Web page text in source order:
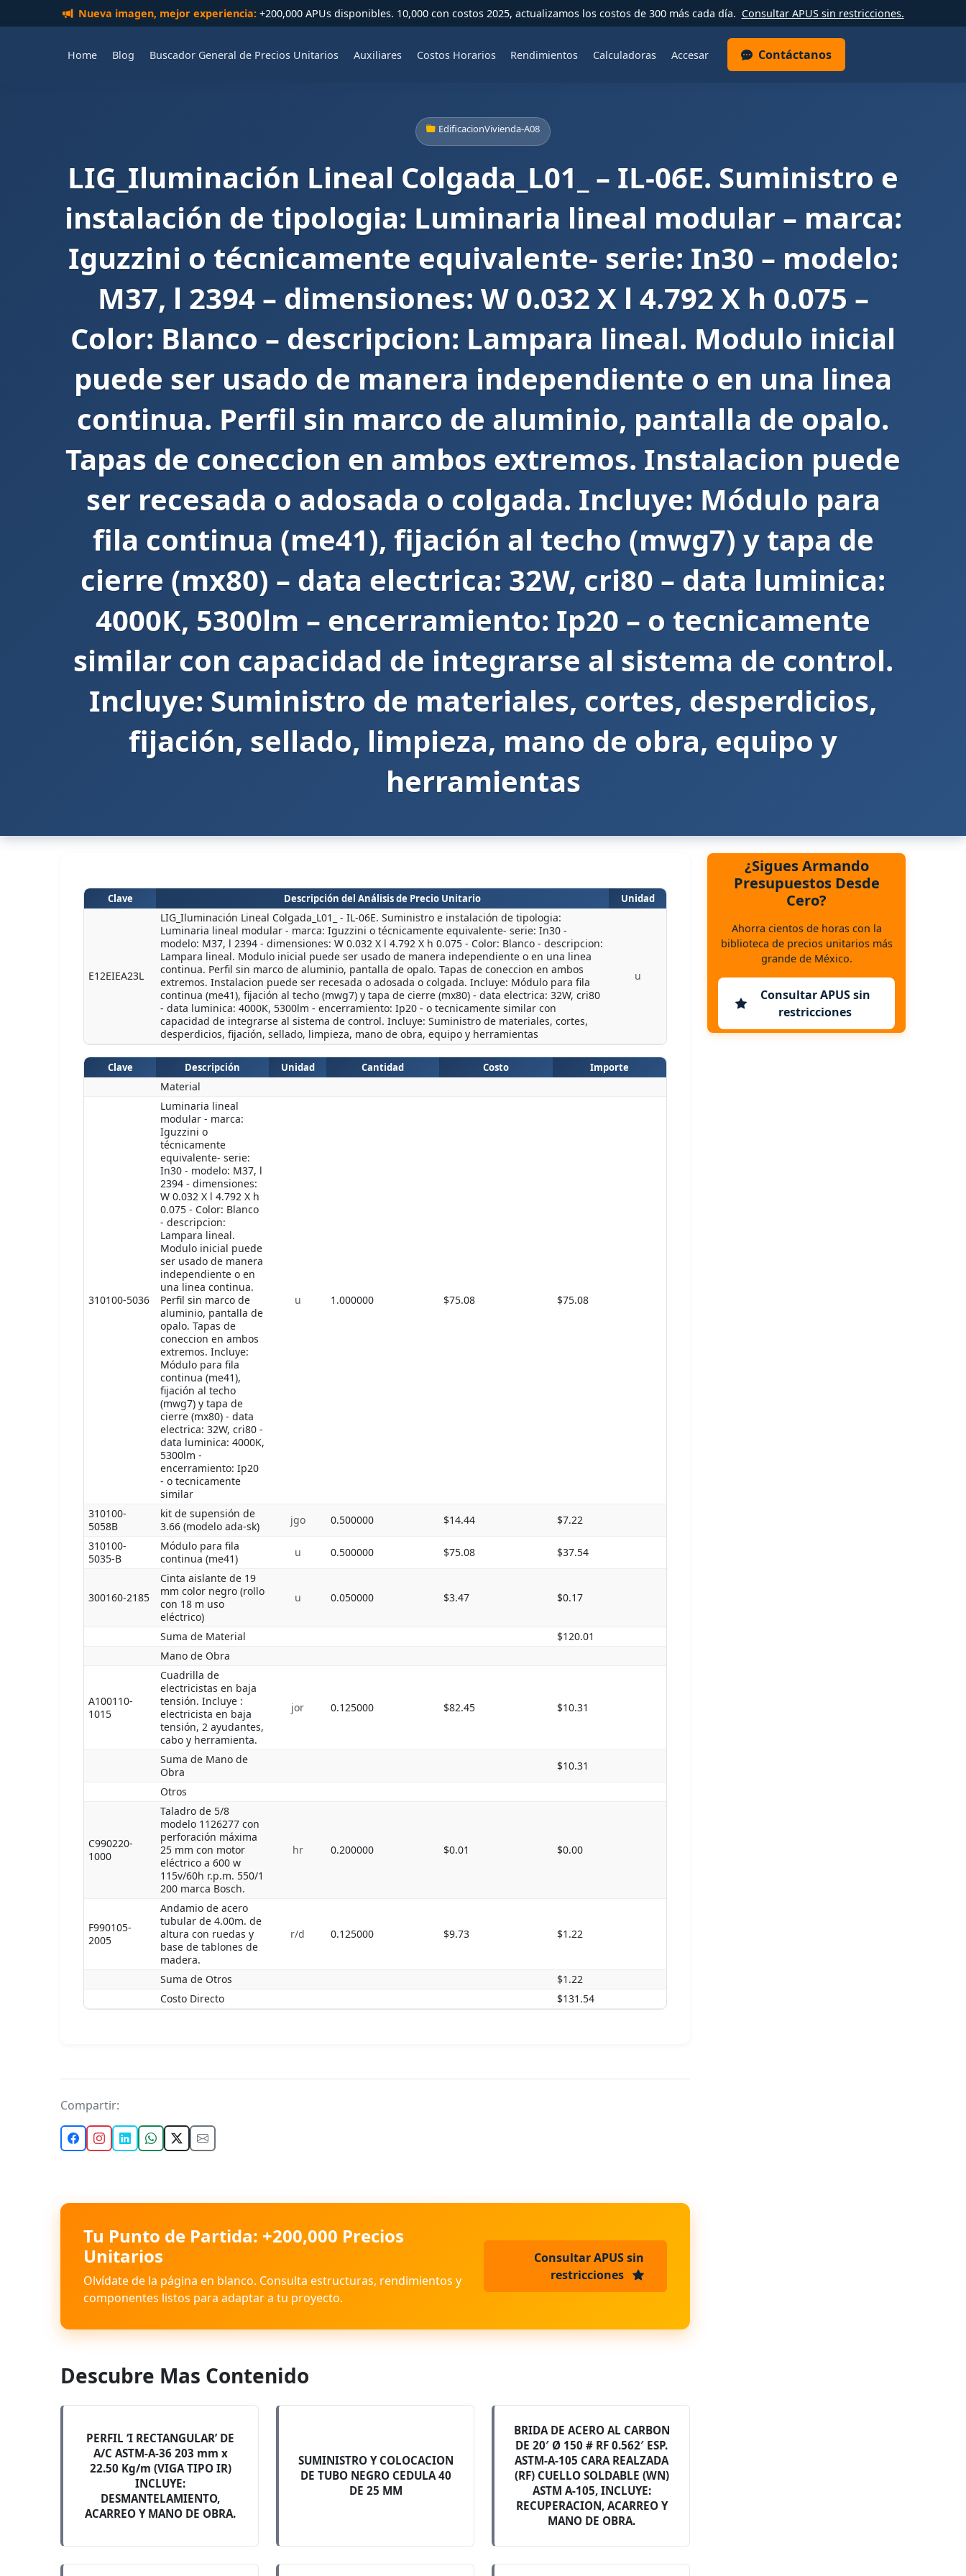
Nueva imagen, mejor experiencia:+200,000 APUs disponibles. 10,000 con costos 2025, actualizamos los costos de 300 más cada día. Consultar APUS sin restricciones.
Home Blog Buscador General de Precios Unitarios Auxiliares Costos Horarios Rendimientos Calculadoras Accesar Contáctanos
EdificacionVivienda-A08
LIG_Iluminación Lineal Colgada_L01_ – IL-06E. Suministro e
instalación de tipologia: Luminaria lineal modular – marca:
Iguzzini o técnicamente equivalente- serie: In30 – modelo:
M37, l 2394 – dimensiones: W 0.032 X l 4.792 X h 0.075 –
Color: Blanco – descripcion: Lampara lineal. Modulo inicial
puede ser usado de manera independiente o en una linea
continua. Perfil sin marco de aluminio, pantalla de opalo.
Tapas de coneccion en ambos extremos. Instalacion puede
ser recesada o adosada o colgada. Incluye: Módulo para
fila continua (me41), fijación al techo (mwg7) y tapa de
cierre (mx80) – data electrica: 32W, cri80 – data luminica:
4000K, 5300lm – encerramiento: Ip20 – o tecnicamente
similar con capacidad de integrarse al sistema de control.
Incluye: Suministro de materiales, cortes, desperdicios,
fijación, sellado, limpieza, mano de obra, equipo y
herramientas
Clave Descripción del Análisis de Precio Unitario Unidad
E12EIEA23L
LIG_Iluminación Lineal Colgada_L01_ - IL-06E. Suministro e instalación de tipologia:
Luminaria lineal modular - marca: Iguzzini o técnicamente equivalente- serie: In30 -
modelo: M37, l 2394 - dimensiones: W 0.032 X l 4.792 X h 0.075 - Color: Blanco - descripcion:
Lampara lineal. Modulo inicial puede ser usado de manera independiente o en una linea
continua. Perfil sin marco de aluminio, pantalla de opalo. Tapas de coneccion en ambos
extremos. Instalacion puede ser recesada o adosada o colgada. Incluye: Módulo para fila
continua (me41), fijación al techo (mwg7) y tapa de cierre (mx80) - data electrica: 32W, cri80
- data luminica: 4000K, 5300lm - encerramiento: Ip20 - o tecnicamente similar con
capacidad de integrarse al sistema de control. Incluye: Suministro de materiales, cortes,
desperdicios, fijación, sellado, limpieza, mano de obra, equipo y herramientas
u
Clave Descripción Unidad Cantidad Costo Importe
Material
310100-5036
Luminaria lineal
modular - marca:
Iguzzini o
técnicamente
equivalente- serie:
In30 - modelo: M37, l
2394 - dimensiones:
W 0.032 X l 4.792 X h
0.075 - Color: Blanco
- descripcion:
Lampara lineal.
Modulo inicial puede
ser usado de manera
independiente o en
una linea continua.
Perfil sin marco de
aluminio, pantalla de
opalo. Tapas de
coneccion en ambos
extremos. Incluye:
Módulo para fila
continua (me41),
fijación al techo
(mwg7) y tapa de
cierre (mx80) - data
electrica: 32W, cri80 -
data luminica: 4000K,
5300lm -
encerramiento: Ip20
- o tecnicamente
similar
u 1.000000 $75.08 $75.08
310100-
5058B
kit de supensión de
3.66 (modelo ada-sk)
jgo 0.500000 $14.44
$7.22
310100-
5035-B
Módulo para fila
continua (me41)
u 0.500000 $75.08 $37.54
300160-2185
Cinta aislante de 19
mm color negro (rollo
con 18 m uso
eléctrico)
u 0.050000 $3.47 $0.17
Suma de Material
$120.01
Mano de Obra
A100110-
1015
Cuadrilla de
electricistas en baja
tensión. Incluye :
electricista en baja
tensión, 2 ayudantes,
cabo y herramienta.
jor 0.125000 $82.45 $10.31
Suma de Mano de
Obra
$10.31
Otros
C990220-
1000
Taladro de 5/8
modelo 1126277 con
perforación máxima
25 mm con motor
eléctrico a 600 w
115v/60h r.p.m. 550/1
200 marca Bosch.
hr 0.200000 $0.01 $0.00
F990105-
2005
Andamio de acero
tubular de 4.00m. de
altura con ruedas y
base de tablones de
madera.
r/d 0.125000 $9.73 $1.22
Suma de Otros
$1.22
Costo Directo
$131.54
Compartir:
Tu Punto de Partida: +200,000 Precios
Unitarios
Olvídate de la página en blanco. Consulta estructuras, rendimientos y
componentes listos para adaptar a tu proyecto.
Consultar APUS sin
restricciones
Descubre Mas Contenido
PERFIL ‘I RECTANGULAR’ DE
A/C ASTM-A-36 203 mm x
22.50 Kg/m (VIGA TIPO IR)
INCLUYE:
DESMANTELAMIENTO,
ACARREO Y MANO DE OBRA.
SUMINISTRO Y COLOCACION
DE TUBO NEGRO CEDULA 40
DE 25 MM
BRIDA DE ACERO AL CARBON
DE 20′ Ø 150 # RF 0.562′ ESP.
ASTM-A-105 CARA REALZADA
(RF) CUELLO SOLDABLE (WN)
ASTM A-105, INCLUYE:
RECUPERACION, ACARREO Y
MANO DE OBRA.
¿Sigues Armando
Presupuestos Desde
Cero?
Ahorra cientos de horas con la
biblioteca de precios unitarios más
grande de México.
Consultar APUS sin
restricciones